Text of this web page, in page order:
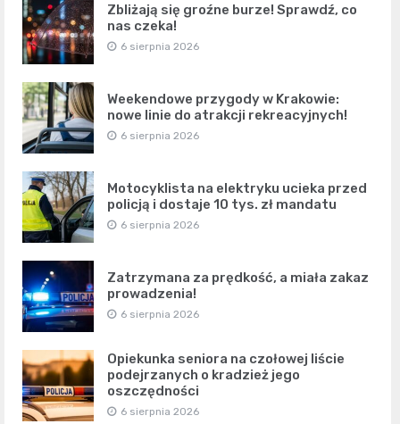
Zbliżają się groźne burze! Sprawdź, co
nas czeka!
6 sierpnia 2026
Weekendowe przygody w Krakowie:
nowe linie do atrakcji rekreacyjnych!
6 sierpnia 2026
Motocyklista na elektryku ucieka przed
policją i dostaje 10 tys. zł mandatu
6 sierpnia 2026
Zatrzymana za prędkość, a miała zakaz
prowadzenia!
6 sierpnia 2026
Opiekunka seniora na czołowej liście
podejrzanych o kradzież jego
oszczędności
6 sierpnia 2026